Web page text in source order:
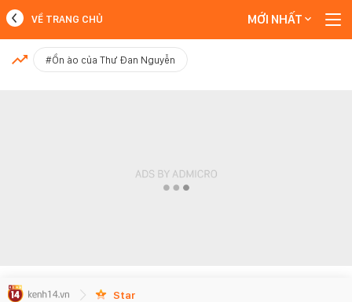
MỚI NHẤT
VỀ TRANG CHỦ MỚI NHẤT
#Ồn ào của Thư Đan Nguyễn
Star